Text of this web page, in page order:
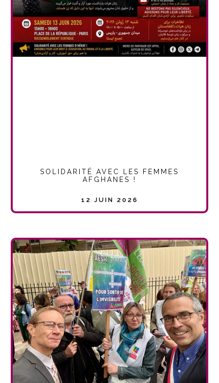
SOLIDARITÉ AVEC LES FEMMES
AFGHANES !
12 JUIN 2026